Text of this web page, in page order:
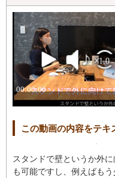
この動画の内容をテキ
スタンドで壁というか外
も可能ですし、例えばも